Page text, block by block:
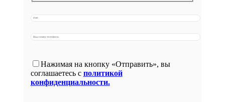
Нажимая на кнопку «Отправить», вы
соглашаетесь с политикой
конфиденциальности.